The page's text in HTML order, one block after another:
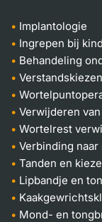
Implantologie
Ingrepen bij
Behandeling
Verwijderen
Wortelrest
Verbinding
Tanden en
Lipbandje en
Mond- en